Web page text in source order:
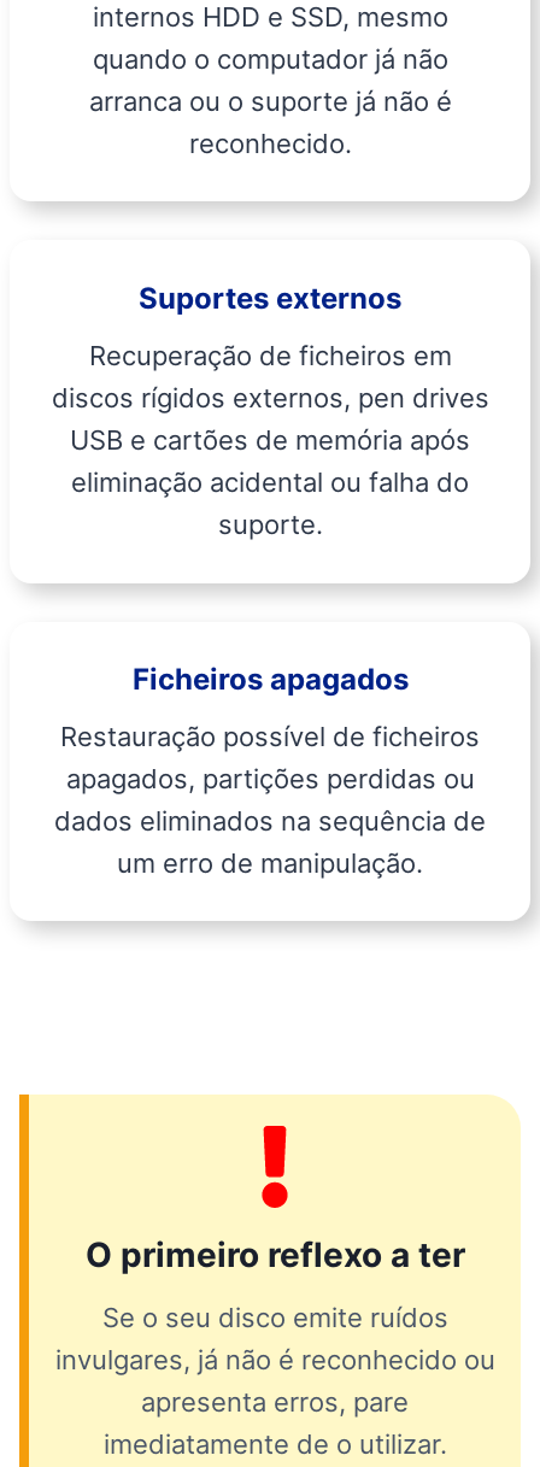
internos HDD e SSD, mesmo
quando o computador já não
arranca ou o suporte já não é
reconhecido.
Suportes externos
Recuperação de ficheiros em
discos rígidos externos, pen drives
USB e cartões de memória após
eliminação acidental ou falha do
suporte.
Ficheiros apagados
Restauração possível de ficheiros
apagados, partições perdidas ou
dados eliminados na sequência de
um erro de manipulação.
O primeiro reflexo a ter
Se o seu disco emite ruídos
invulgares, já não é reconhecido ou
apresenta erros, pare
imediatamente de o utilizar.